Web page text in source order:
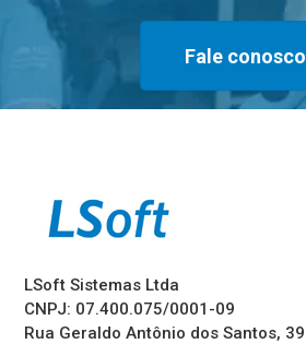
Fale conosco
LSoft Sistemas Ltda
CNPJ: 07.400.075/0001-09
Rua Geraldo Antônio dos Santos, 39